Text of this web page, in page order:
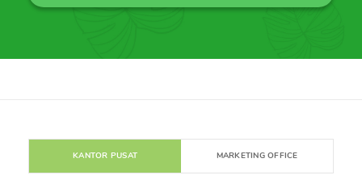
KANTOR PUSAT MARKETING OFFICE